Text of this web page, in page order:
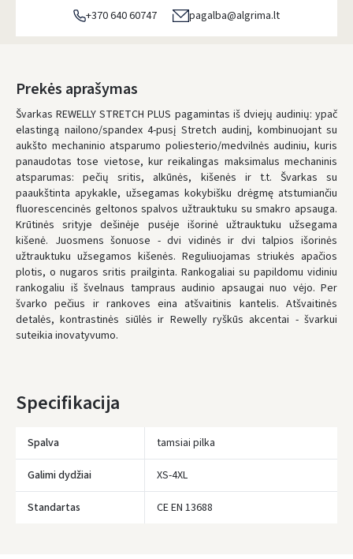
DPD paštomatai- 4.00 €
LP Express paštomatai
LP Express kurjeris- 4.00 €
Penktadienį, Rugpjūčio 7 d.
UŽSAKYMUS NUO 80 € PRISTATOME NEMOKAMAI!
IKI NEMOKAMO PRISTATYMO TRŪKSTA:80 €
* Pristatymo terminai yra preliminarūs ir gali priklausyti nuo kurjerių
užimtumo.
+370 640 60747 pagalba@algrima.lt
Prekės aprašymas
Švarkas REWELLY STRETCH PLUS pagamintas iš dviejų audinių: ypač
elastingą nailono/spandex 4-pusį Stretch audinį, kombinuojant su
aukšto mechaninio atsparumo poliesterio/medvilnės audiniu, kuris
panaudotas tose vietose, kur reikalingas maksimalus mechaninis
atsparumas: pečių sritis, alkūnės, kišenės ir t.t. Švarkas su
paaukštinta apykakle, užsegamas kokybišku drėgmę atstumiančiu
fluorescencinės geltonos spalvos užtrauktuku su smakro apsauga.
Krūtinės srityje dešinėje pusėje išorinė užtrauktuku užsegama
kišenė. Juosmens šonuose - dvi vidinės ir dvi talpios išorinės
užtrauktuku užsegamos kišenės. Reguliuojamas striukės apačios
plotis, o nugaros sritis prailginta. Rankogaliai su papildomu vidiniu
rankogaliu iš švelnaus tampraus audinio apsaugai nuo vėjo. Per
švarko pečius ir rankoves eina atšvaitinis kantelis. Atšvaitinės
detalės, kontrastinės siūlės ir Rewelly ryškūs akcentai - švarkui
suteikia inovatyvumo.
Specifikacija
Spalva tamsiai pilka
Galimi dydžiai XS-4XL
Standartas CE EN 13688
Įvertinimas: